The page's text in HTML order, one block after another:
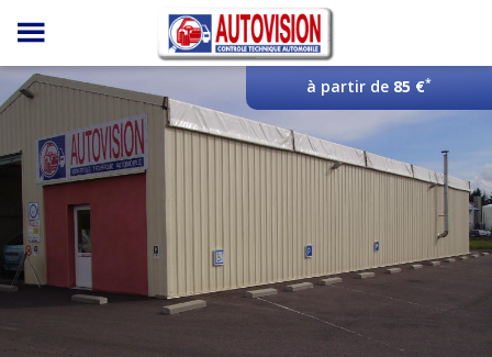
Panneau de gestion des cookies
à partir de 85 €*